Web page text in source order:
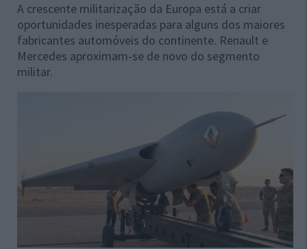
A crescente militarização da Europa está a criar
oportunidades inesperadas para alguns dos maiores
fabricantes automóveis do continente. Renault e
Mercedes aproximam-se de novo do segmento
militar.